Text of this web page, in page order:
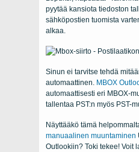
pyytää kansiota tiedoston
sähköpostien tuomista
alkaa.
Sinun ei tarvitse tehdä
automaattinen. MBOX
automaattisesti eri MBOX-
tallentaa PST:n myös PST-
Näyttääkö tämä
manuaalinen muuntaminen
Outlookiin? Toki tekee! Voit